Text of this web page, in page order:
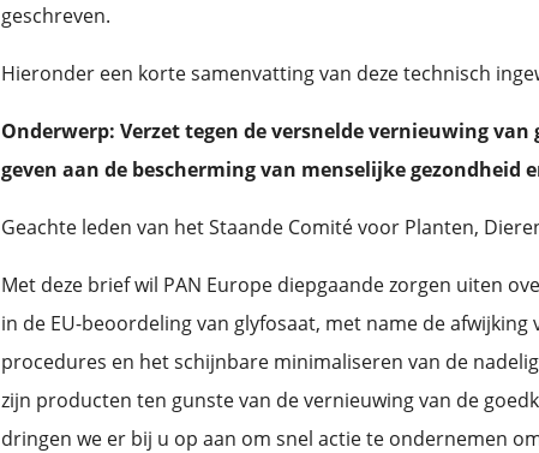
geschreven.
Hieronder een korte samenvatting van deze technisch
Onderwerp: Verzet tegen de versnelde vernieuwing
geven aan de bescherming van menselijke gezondheid
Geachte leden van het Staande Comité voor Planten,
Met deze brief wil PAN Europe diepgaande zorgen uiten
in de EU-beoordeling van glyfosaat, met name de afwijking
procedures en het schijnbare minimaliseren van de
zijn producten ten gunste van de vernieuwing van de
dringen we er bij u op aan om snel actie te ondernemen